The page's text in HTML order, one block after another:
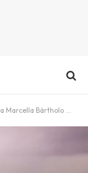
especial, cantando blues no Cent Beer